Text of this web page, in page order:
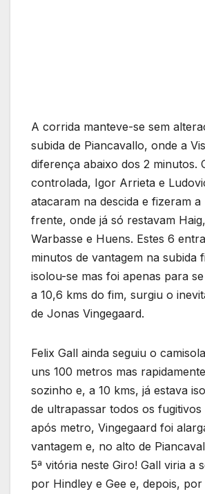
A corrida manteve-se sem
subida de Piancavallo, onde a
diferença abaixo dos 2 minutos.
controlada, Igor Arrieta e
atacaram na descida e fizeram
frente, onde já só restavam
Warbasse e Huens. Estes 6
minutos de vantagem na subida
isolou-se mas foi apenas para
a 10,6 kms do fim, surgiu o
de Jonas Vingegaard.
Felix Gall ainda seguiu o
uns 100 metros mas
sozinho e, a 10 kms, já estava
de ultrapassar todos os fugitivos
após metro, Vingegaard foi
vantagem e, no alto de
5ª vitória neste Giro! Gall viria a
por Hindley e Gee e, depois,